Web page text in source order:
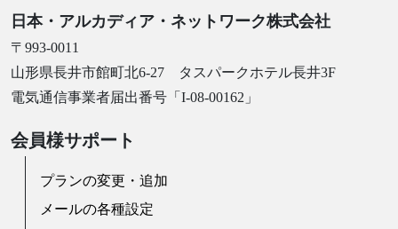
日本・アルカディア・ネットワーク株式会社
〒993-0011
山形県長井市館町北6-27 タスパークホテル長井3F
電気通信事業者届出番号「I-08-00162」
会員様サポート
プランの変更・追加
メールの各種設定